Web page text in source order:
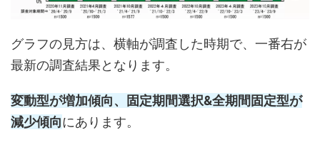
グラフの見方は、横軸が調査した時期で、一番右が
最新の調査結果となります。
変動型が増加傾向、固定期間選択&全期間固定型が
減少傾向にあります。